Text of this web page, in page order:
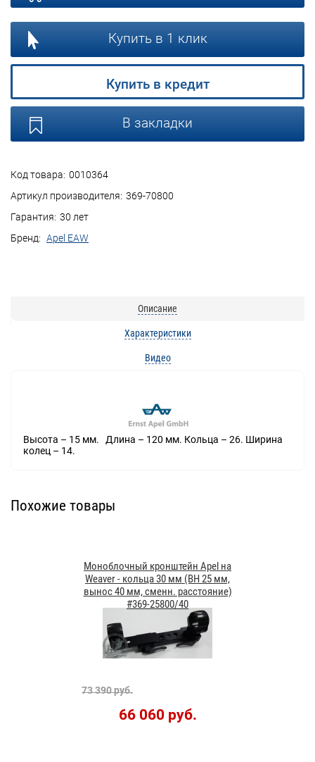
Код товара: 0010364
Артикул производителя: 369-70800
Гарантия: 30 лет
Бренд: Apel EAW
Купить в 1 клик
Купить в кредит
В закладки
Описание
Характеристики
Видео
Высота – 15 мм. Длина – 120 мм. Кольца – 26. Ширина
колец – 14.
Похожие товары
Моноблочный кронштейн Apel на
Weaver - кольца 30 мм (BH 25 мм,
вынос 40 мм, сменн. расстояние)
#369-25800/40
73 390 руб.
66 060 руб.